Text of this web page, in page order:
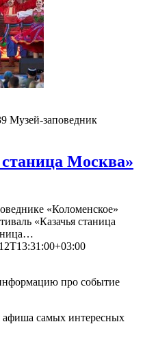
Музей-заповедник
Москва»
«Коломенское»
«Казачья станица
про событие
афиша самых интересных